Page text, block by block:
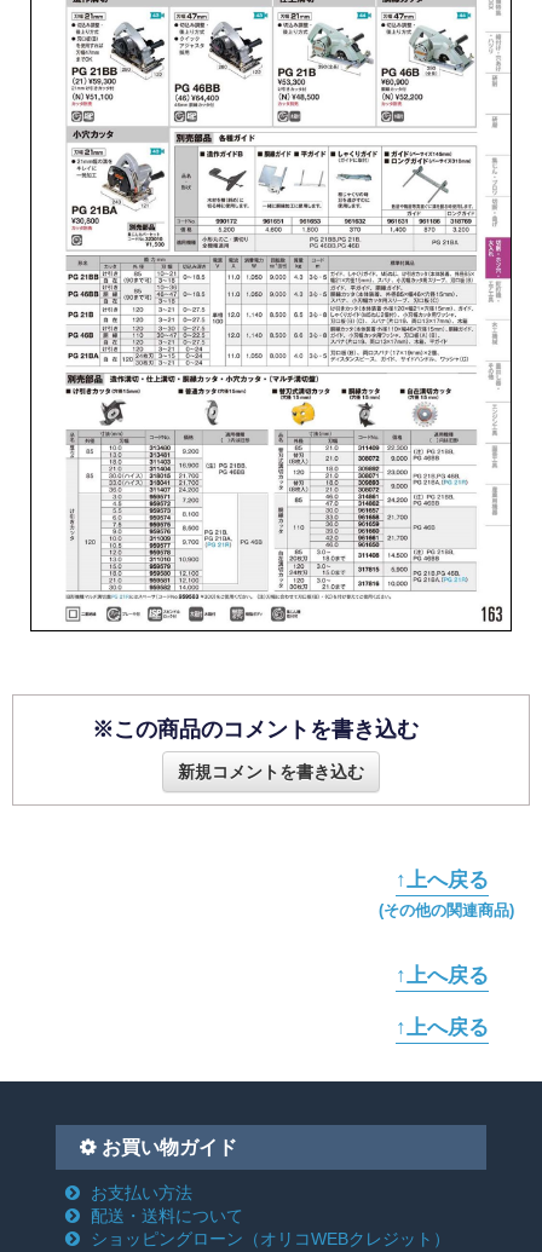
※この商品のコメントを書き込む
新規コメントを書き込む
↑上へ戻る
(その他の関連商品)
↑上へ戻る
↑上へ戻る
お買い物ガイド
お支払い方法
配送・送料について
ショッピングローン （オリコWEBクレジット）